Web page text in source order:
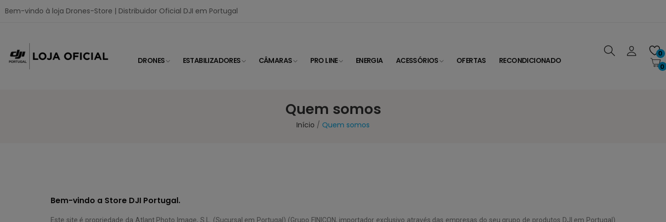
Bem-vindo à loja Drones-Store | Distribuidor Oficial DJI em Portugal
DRONES ESTABILIZADORES CÂMARAS PRO LINE ENERGIA ACESSÓRIOS OFERTAS RECONDICIONADO
0
0
Quem somos
Início Quem somos
Bem-vindo a Store DJI Portugal.
Este site é propriedade da Atlant Photo Image, S.L. (Sucursal em Portugal) (Grupo FINICON, importador exclusivo através das empresas do seu grupo de produtos DJI em Portugal)